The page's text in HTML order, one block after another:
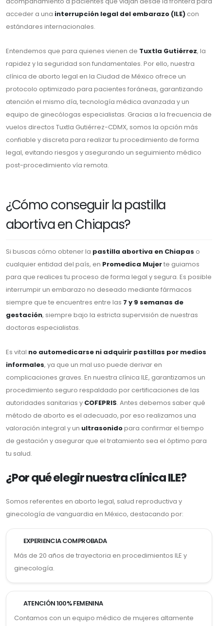
acceder a una interrupción legal del embarazo (ILE) con
estándares internacionales.
Entendemos que para quienes vienen de Tuxtla Gutiérrez, la
rapidez y la seguridad son fundamentales. Por ello, nuestra
clínica de aborto legal en la Ciudad de México ofrece un
protocolo optimizado para pacientes foráneas, garantizando
atención el mismo día, tecnología médica avanzada y un
equipo de ginecólogas especialistas. Gracias a la frecuencia de
vuelos directos Tuxtla Gutiérrez-CDMX, somos la opción más
confiable y discreta para realizar tu procedimiento de forma
legal, evitando riesgos y asegurando un seguimiento médico
post-procedimiento vía remota.
¿Cómo conseguir la pastilla
abortiva en Chiapas?
Si buscas cómo obtener la pastilla abortiva en Chiapas o
cualquier entidad del país, en Promedica Mujerte guiamos
para que realices tu proceso de forma legal y segura. Es posible
interrumpir un embarazo no deseado mediante fármacos
siempre que te encuentres entre las 7 y 9 semanas de
gestación, siempre bajo la estricta supervisión de nuestras
doctoras especialistas.
Es vital no automedicarse ni adquirir pastillas por medios
informales, ya que un mal uso puede derivar en
complicaciones graves. En nuestra clínica ILE, garantizamos un
procedimiento seguro respaldado por certificaciones de las
autoridades sanitarias y COFEPRIS. Antes debemos saber qué
método de aborto es el adecuado, por eso realizamos una
valoración integral y un ultrasonidopara confirmar el tiempo
de gestación y asegurar que el tratamiento sea el óptimo para
tu salud.
¿Por qué elegir nuestra clínica ILE?
Somos referentes en aborto legal, salud reproductiva y
ginecología de vanguardia en México, destacando por:
EXPERIENCIA COMPROBADA
Más de 20 años de trayectoria en procedimientos ILE y
ginecología.
ATENCIÓN 100% FEMENINA
Contamos con un equipo médico de mujeres altamente